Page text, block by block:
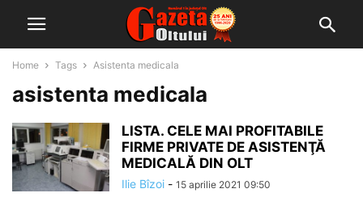
Home Tags Asistenta medicala
asistenta medicala
LISTA. CELE MAI PROFITABILE
FIRME PRIVATE DE ASISTENŢĂ
MEDICALĂ DIN OLT
Ilie Bîzoi - 15 aprilie 2021 09:50